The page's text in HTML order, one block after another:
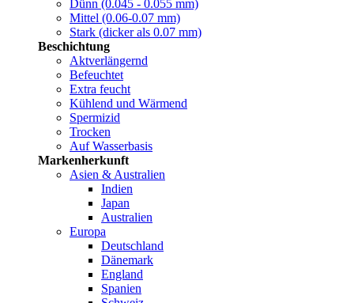
Dünn (0.045 - 0.055 mm)
Mittel (0.06-0.07 mm)
Stark (dicker als 0.07 mm)
Beschichtung
Aktverlängernd
Befeuchtet
Extra feucht
Kühlend und Wärmend
Spermizid
Trocken
Auf Wasserbasis
Markenherkunft
Asien & Australien
Indien
Japan
Australien
Europa
Deutschland
Dänemark
England
Spanien